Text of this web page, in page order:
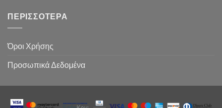
ΠΕΡΙΣΣΌΤΕΡΑ
Όροι Χρήσης
Προσωπικά Δεδομένα